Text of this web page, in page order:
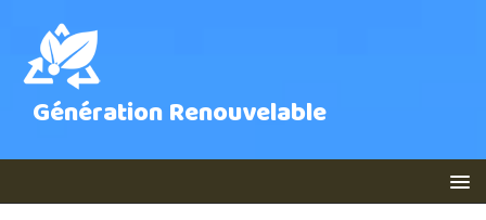
Génération Renouvelable